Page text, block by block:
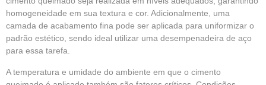
homogeneidade em sua textura e cor. Adicionalmente, uma
camada de acabamento fina pode ser aplicada para uniformizar o
padrão estético, sendo ideal utilizar uma desempenadeira de aço
para essa tarefa.
A temperatura e umidade do ambiente em que o cimento